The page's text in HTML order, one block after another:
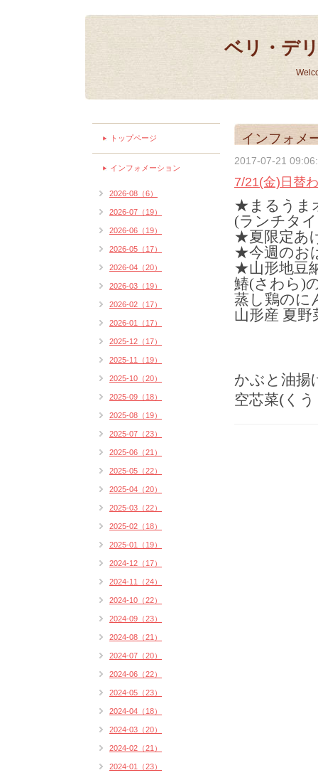
ベリ・デ
インフォメ
2017-07-21
7/21(金)日替
★まるうま
(ランチタ
★夏限定あ
★今週のお
★山形地豆
鰆(さわら)
蒸し鶏のに
山形産 夏
かぶと油揚
空芯菜(く
トップページ
インフォメーション
2026-08（6）
2026-07（19）
2026-06（19）
2026-05（17）
2026-04（20）
2026-03（19）
2026-02（17）
2026-01（17）
2025-12（17）
2025-11（19）
2025-10（20）
2025-09（18）
2025-08（19）
2025-07（23）
2025-06（21）
2025-05（22）
2025-04（20）
2025-03（22）
2025-02（18）
2025-01（19）
2024-12（17）
2024-11（24）
2024-10（22）
2024-09（23）
2024-08（21）
2024-07（20）
2024-06（22）
2024-05（23）
2024-04（18）
2024-03（20）
2024-02（21）
2024-01（23）